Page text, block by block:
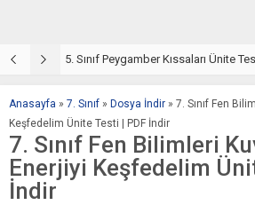
5. Sınıf Peygamber Kıssaları Ünite
Anasayfa » 7. Sınıf » Dosya İndir » 7. Sınıf Fen
Keşfedelim Ünite Testi | PDF İndir
7. Sınıf Fen Bilimleri
Enerjiyi Keşfedelim
İndir